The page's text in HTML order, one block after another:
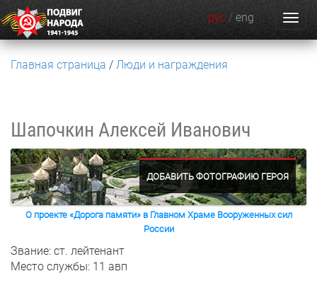
рус / eng
Главная страница Люди и награждения
Шапочкин Алексей Иванович
ДОБАВИТЬ ФОТОГРАФИЮ ГЕРОЯ
О проекте «Дорога памяти» в Главном Храме Вооруженных сил
России
Звание: ст. лейтенант
Место службы: 11 авп